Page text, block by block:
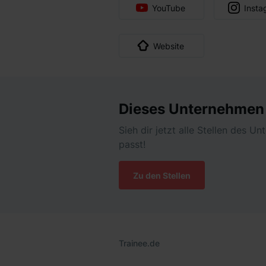
YouTube
Website
Dieses
Sieh dir jetzt alle Stellen des
passt!
Zu den Stellen
Trainee.de